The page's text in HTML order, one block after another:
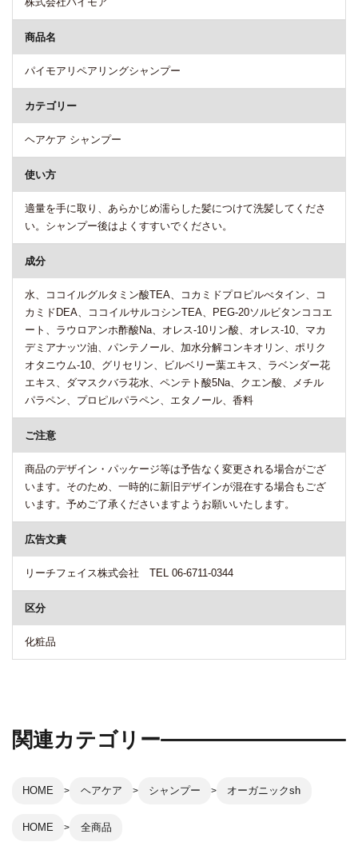
商品名
パイモアリペアリングシャンプー
カテゴリー
ヘアケア シャンプー
使い方
適量を手に取り、あらかじめ濡らした髪につけて洗髪してくださ
い。シャンプー後はよくすすいでください。
成分
水、ココイルグルタミン酸TEA、コカミドプロピルべタイン、コ
カミドDEA、ココイルサルコシンTEA、PEG-20ソルビタンココエ
ート、ラウロアンホ酢酸Na、オレス-10リン酸、オレス-10、マカ
デミアナッツ油、パンテノール、加水分解コンキオリン、ポリク
オタニウム-10、グリセリン、ビルベリー葉エキス、ラベンダー花
エキス、ダマスクバラ花水、ペンテト酸5Na、クエン酸、メチル
パラペン、プロピルパラペン、エタノール、香料
ご注意
商品のデザイン・パッケージ等は予告なく変更される場合がござ
います。そのため、一時的に新旧デザインが混在する場合もござ
います。予めご了承くださいますようお願いいたします。
広告文責
リーチフェイス株式会社 TEL 06-6711-0344
区分
化粧品
関連カテゴリー
HOME ヘアケア シャンプー オーガニックsh
HOME 全商品